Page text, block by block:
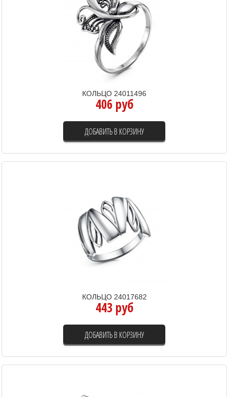
КОЛЬЦО 24011496
406 руб
ДОБАВИТЬ В КОРЗИНУ
КОЛЬЦО 24017682
443 руб
ДОБАВИТЬ В КОРЗИНУ